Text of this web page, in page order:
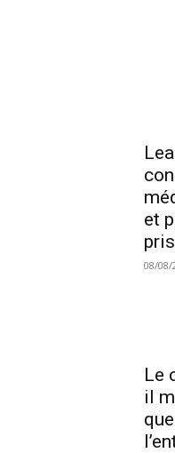
et
08/08/
Le
il